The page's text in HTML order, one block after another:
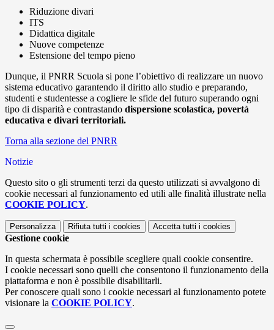
Riduzione divari
ITS
Didattica digitale
Nuove competenze
Estensione del tempo pieno
Dunque, il PNRR Scuola si pone l’obiettivo di realizzare un nuovo
sistema educativo garantendo il diritto allo studio e preparando,
studenti e studentesse a cogliere le sfide del futuro superando ogni
tipo di disparità e contrastando dispersione scolastica, povertà
educativa e divari territoriali.
Torna alla sezione del PNRR
Notizie
Questo sito o gli strumenti terzi da questo utilizzati si avvalgono di
cookie necessari al funzionamento ed utili alle finalità illustrate nella
COOKIE POLICY.
Personalizza Rifiuta tutti i cookies Accetta tutti i cookies
Gestione cookie
In questa schermata è possibile scegliere quali cookie consentire.
I cookie necessari sono quelli che consentono il funzionamento della
piattaforma e non è possibile disabilitarli.
Per conoscere quali sono i cookie necessari al funzionamento potete
visionare la COOKIE POLICY.